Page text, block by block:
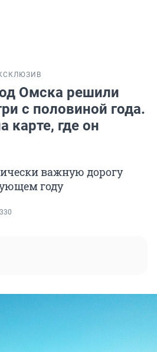
Омска решили
с половиной года.
карте, где он
важную дорогу
году